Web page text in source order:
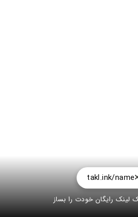
takl.ink/name
لینک رایگان خودت را بساز